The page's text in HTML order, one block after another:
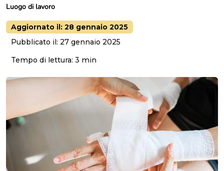
Company
Luogo di lavoro
Aggiornato il: 28 gennaio 2025
Pubblicato il: 27 gennaio 2025
Tempo di lettura: 3 min